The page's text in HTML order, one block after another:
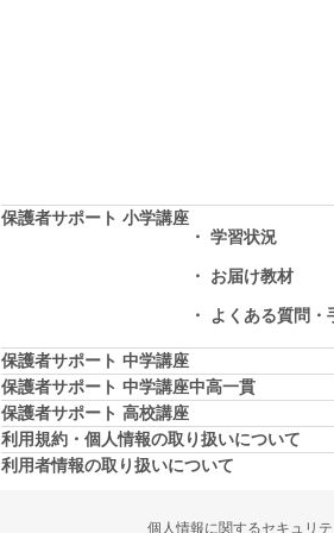
保護者サポート 小学講座
学習状況
お届け教材
よくある質問・
保護者サポート 中学講座
保護者サポート 中学講座中高一貫
保護者サポート 高校講座
利用規約・個人情報の取り扱いについて
利用者情報の取り扱いについて
個人情報に関するセキュリ